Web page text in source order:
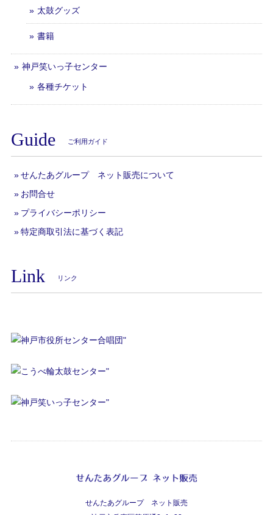
太鼓グッズ
書籍
神戸笑いっ子センター
各種チケット
Guide ご利用ガイド
せんたあグループ ネット販売について
お問合せ
プライバシーポリシー
特定商取引法に基づく表記
Link リンク
せんたあグループ ネット販売